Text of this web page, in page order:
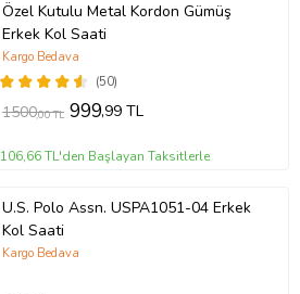
Özel Kutulu Metal Kordon Gümüş
Erkek Kol Saati
(50)
Kargo Bedava
1500,00 TL 999,99 TL
106,66 TL'den Başlayan Taksitlerle
U.S. Polo Assn. USPA1051-04 Erkek
Kol Saati
Kargo Bedava